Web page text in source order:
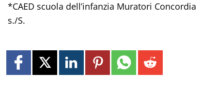
*CAED scuola dell’infanzia Muratori Concordia
s./S.